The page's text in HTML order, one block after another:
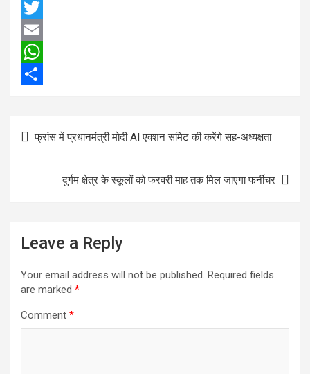
F
a
c
e
b
o
k
T
w
t
e
r
E
m
a
l
W
h
t
s
S
a
r
navigation
फ्रांस में प्रधानमंत्री मोदी AI एक्शन समिट की करेंगे सह-अध्यक्षता
दुर्गम क्षेत्र के स्कूलों को फरवरी माह तक मिल जाएगा फर्नीचर
Leave a Reply
Your email address will not be published. Required fields
are marked *
Comment *